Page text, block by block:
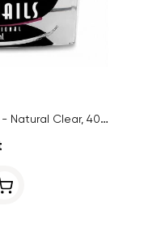
Poly Gél Inginails Professional - Natural Clear, 40ml